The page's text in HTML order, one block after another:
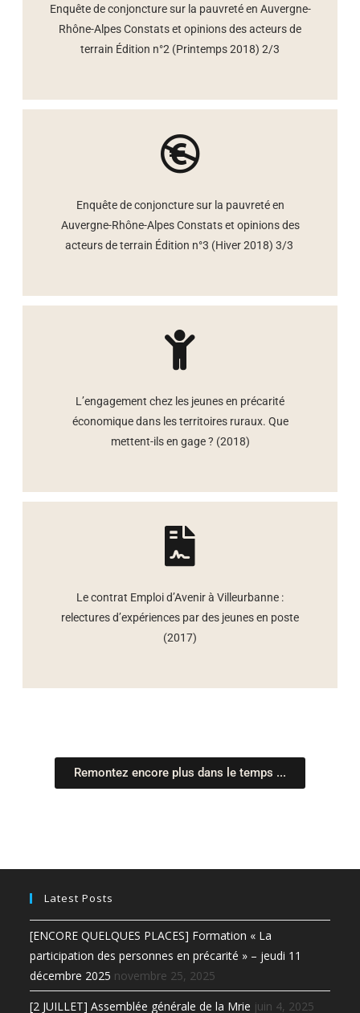
Enquête de conjoncture sur la pauvreté en Auvergne-
Rhône-Alpes Constats et opinions des acteurs de
terrain Édition n°2 (Printemps 2018) 2/3
Enquête de conjoncture sur la pauvreté en
Auvergne-Rhône-Alpes Constats et opinions des
acteurs de terrain Édition n°3 (Hiver 2018) 3/3
L’engagement chez les jeunes en précarité
économique dans les territoires ruraux. Que
mettent-ils en gage ? (2018)
Le contrat Emploi d’Avenir à Villeurbanne :
relectures d’expériences par des jeunes en poste
(2017)
Remontez encore plus dans le temps ...
Latest Posts
[ENCORE QUELQUES PLACES] Formation « La
participation des personnes en précarité » – jeudi 11
décembre 2025 novembre 25, 2025
[2 JUILLET] Assemblée générale de la Mrie juin 4, 2025